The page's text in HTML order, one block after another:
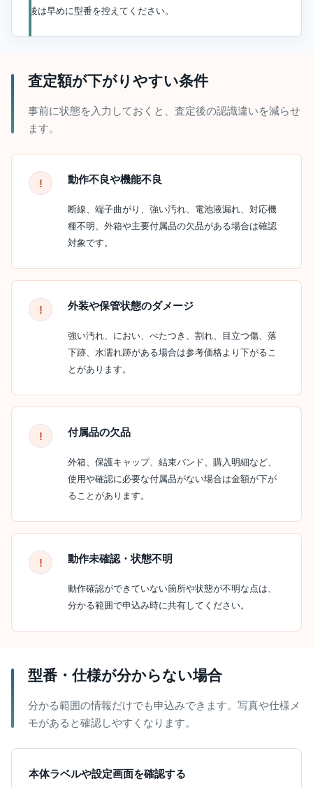
後は早めに型番を控えてください。
査定額が下がりやすい条件
事前に状態を入力しておくと、査定後の認識違いを減らせ
ます。
動作不良や機能不良
断線、端子曲がり、強い汚れ、電池液漏れ、対応機
種不明、外箱や主要付属品の欠品がある場合は確認
対象です。
外装や保管状態のダメージ
強い汚れ、におい、べたつき、割れ、目立つ傷、落
下跡、水濡れ跡がある場合は参考価格より下がるこ
とがあります。
付属品の欠品
外箱、保護キャップ、結束バンド、購入明細など、
使用や確認に必要な付属品がない場合は金額が下が
ることがあります。
動作未確認・状態不明
動作確認ができていない箇所や状態が不明な点は、
分かる範囲で申込み時に共有してください。
型番・仕様が分からない場合
分かる範囲の情報だけでも申込みできます。写真や仕様メ
モがあると確認しやすくなります。
本体ラベルや設定画面を確認する